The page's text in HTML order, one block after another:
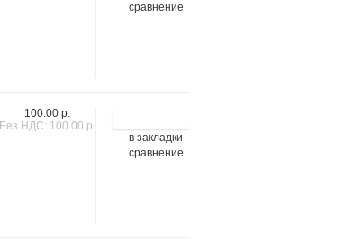
сравнение
в закладки
сравнение
100.00 р.
Без НДС: 100.00 р.